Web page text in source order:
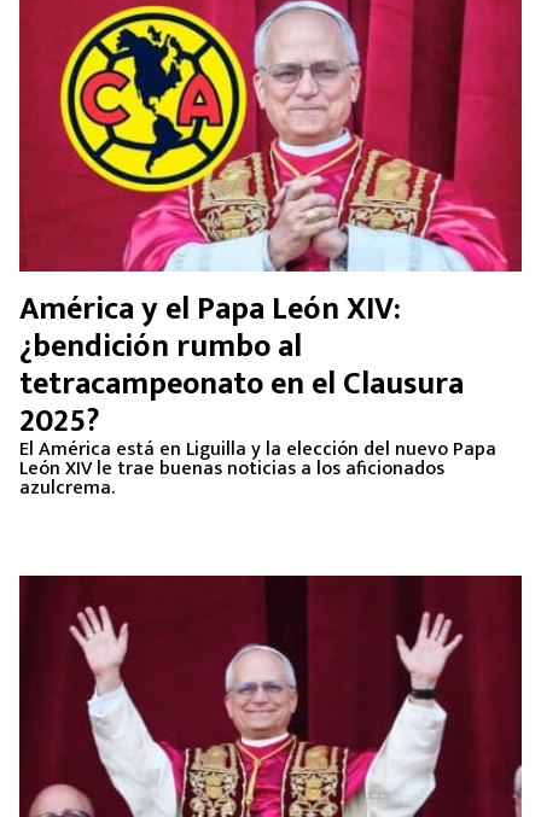
América y el Papa León XIV:
¿bendición rumbo al
tetracampeonato en el Clausura
2025?
El América está en Liguilla y la elección del nuevo Papa
León XIV le trae buenas noticias a los aficionados
azulcrema.